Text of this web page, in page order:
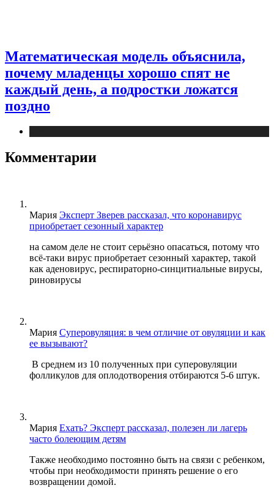
Математическая модель объяснила,
почему младенцы хорошо спят не
каждый день, а подростки ложатся
поздно
Комментарии
Мария Эксперт Зверев рассказал, что коронавирус
приобретает сезонный характер
на самом деле не стоит серьёзно опасаться, потому что
всё-таки вирус приобретает сезонный характер, такой
как аденовирус, респираторно-синцитиальные вирусы,
риновирусы
Мария Суперовуляция: в чем отличие от овуляции и как
ее вызывают?
В среднем из 10 полученных при суперовуляции
фолликулов для оплодотворения отбираются 5-6 штук.
Мария Ехать? Эксперт рассказал, полезен ли лагерь
часто болеющим детям
Также необходимо постоянно быть на связи с ребенком,
чтобы при необходимости принять решение о его
возвращении домой.